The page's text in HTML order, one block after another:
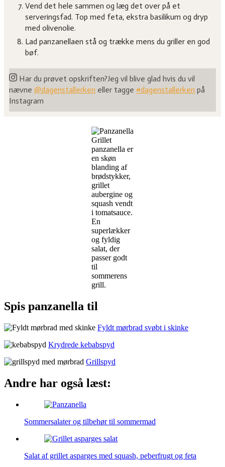
Vend det hele sammen og læg det over på et
serveringsfad. Top med feta, ekstra basilikum og dryp
med olivenolie.
Lad panzanellaen stå og trække mens du griller en god
bøf.
Har du prøvet opskriften?Jeg vil blive glad hvis du vil
nævne @dagenstallerken eller tagge #dagenstallerken på
Instagram
Grillet
panzanella er
en skøn
blanding af
brødstykker,
grillet
aubergine og
squash vendt
i tomatsauce.
En
superlækker
og fyldig
salat, der
passer godt
til
sommerens
grill.
Spis panzanella til
Fyldt mørbrad svøbt i skinke
Krydrede kebabspyd
Grillspyd
Andre har også læst:
Sommersalater og tilbehør til sommermad
Salat af grillet asparges med squash, peberfrugt og feta